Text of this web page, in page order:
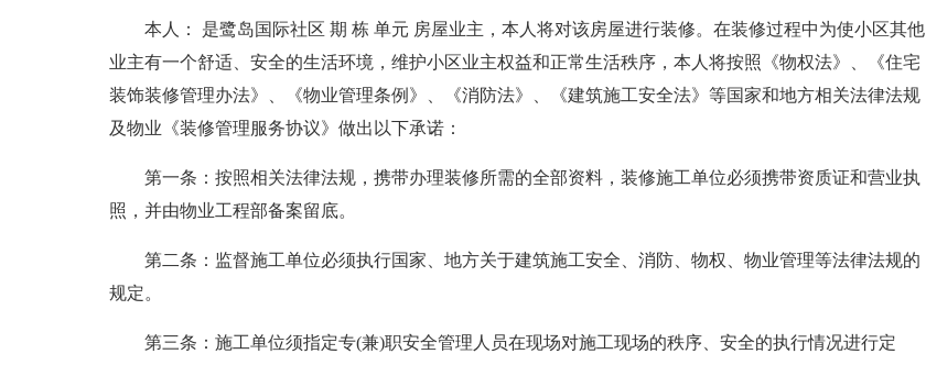
本人： 是鹭岛国际社区 期 栋 单元 房屋业主，本人将对该房屋进行装修。在装修过程中为使小区其他
业主有一个舒适、安全的生活环境，维护小区业主权益和正常生活秩序，本人将按照《物权法》、《住宅
装饰装修管理办法》、《物业管理条例》、《消防法》、《建筑施工安全法》等国家和地方相关法律法规
及物业《装修管理服务协议》做出以下承诺：
第一条：按照相关法律法规，携带办理装修所需的全部资料，装修施工单位必须携带资质证和营业执
照，并由物业工程部备案留底。
第二条：监督施工单位必须执行国家、地方关于建筑施工安全、消防、物权、物业管理等法律法规的
规定。
第三条：施工单位须指定专(兼)职安全管理人员在现场对施工现场的秩序、安全的执行情况进行定